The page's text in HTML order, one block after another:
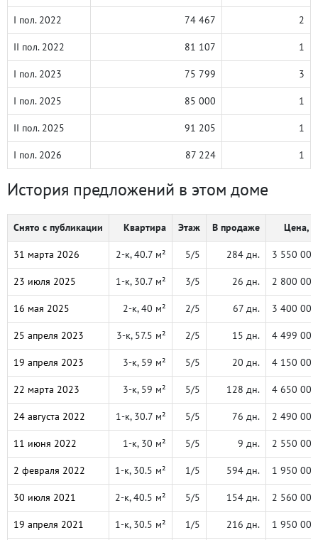
I пол. 2022 74 467 2
II пол. 2022 81 107 1
I пол. 2023 75 799 3
I пол. 2025 85 000 1
II пол. 2025 91 205 1
I пол. 2026 87 224 1
История предложений в этом доме
Снято с публикации Квартира Этаж В продаже Цена, ₽
31 марта 2026 2-к, 40.7 м² 5/5 284 дн. 3 550 000
23 июля 2025 1-к, 30.7 м² 3/5 26 дн. 2 800 000
16 мая 2025 2-к, 40 м² 2/5 67 дн. 3 400 000
25 апреля 2023 3-к, 57.5 м² 2/5 15 дн. 4 499 000
19 апреля 2023 3-к, 59 м² 5/5 20 дн. 4 150 000
22 марта 2023 3-к, 59 м² 5/5 128 дн. 4 650 000
24 августа 2022 1-к, 30.7 м² 5/5 76 дн. 2 490 000
11 июня 2022 1-к, 30 м² 5/5 9 дн. 2 550 000
2 февраля 2022 1-к, 30.5 м² 1/5 594 дн. 1 950 000
30 июля 2021 2-к, 40.5 м² 5/5 154 дн. 2 560 000
19 апреля 2021 1-к, 30.5 м² 1/5 216 дн. 1 950 000